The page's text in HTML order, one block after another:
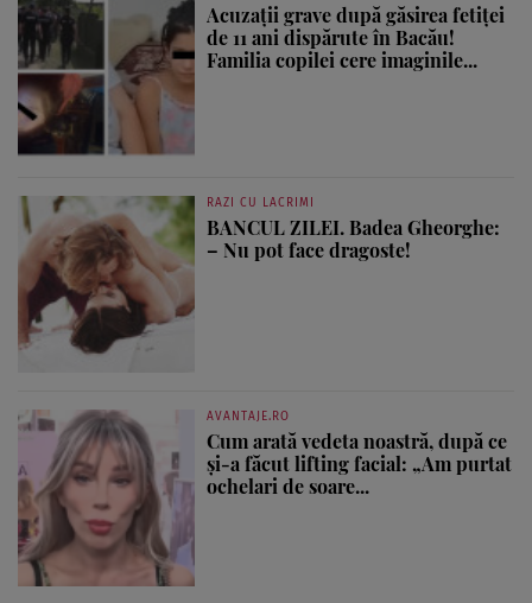
Acuzații grave după găsirea fetiței
de 11 ani dispărute în Bacău!
Familia copilei cere imaginile...
RAZI CU LACRIMI
BANCUL ZILEI. Badea Gheorghe:
– Nu pot face dragoste!
AVANTAJE.RO
Cum arată vedeta noastră, după ce
și-a făcut lifting facial: „Am purtat
ochelari de soare...